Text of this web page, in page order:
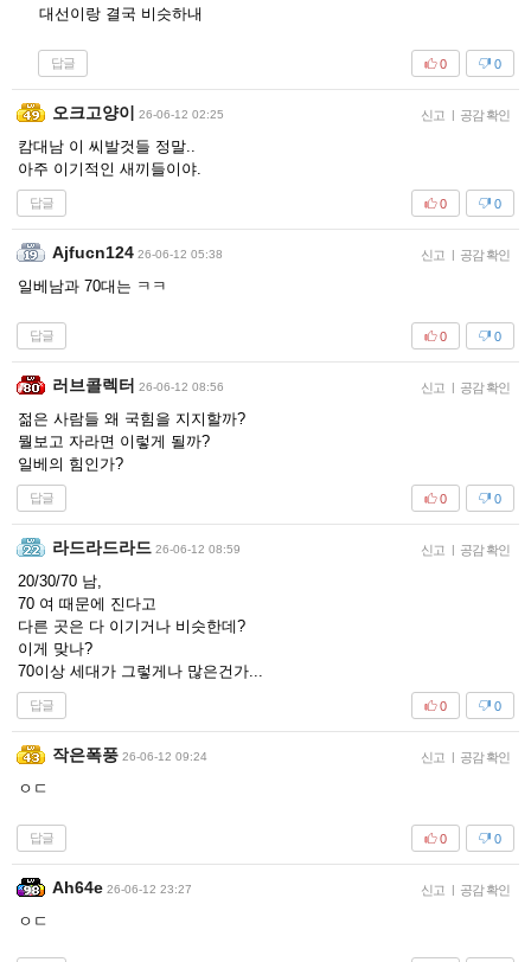
대선이랑 결국 비슷하내
답글 0
0
오크고양이 26-06-12 02:25 신고 | 공감 확인
캄대남 이 씨발것들 정말..
아주 이기적인 새끼들이야.
답글 0
0
Ajfucn124 26-06-12 05:38 신고 | 공감 확인
일베남과 70대는 ㅋㅋ
답글 0
0
러브콜렉터 26-06-12 08:56 신고 | 공감 확인
젊은 사람들 왜 국힘을 지지할까?
뭘보고 자라면 이렇게 될까?
일베의 힘인가?
답글 0
0
라드라드라드 26-06-12 08:59 신고 | 공감 확인
20/30/70 남,
70 여 때문에 진다고
다른 곳은 다 이기거나 비슷한데?
이게 맞나?
70이상 세대가 그렇게나 많은건가...
답글 0
0
작은폭풍 26-06-12 09:24 신고 | 공감 확인
ㅇㄷ
답글 0
0
Ah64e 26-06-12 23:27 신고 | 공감 확인
ㅇㄷ